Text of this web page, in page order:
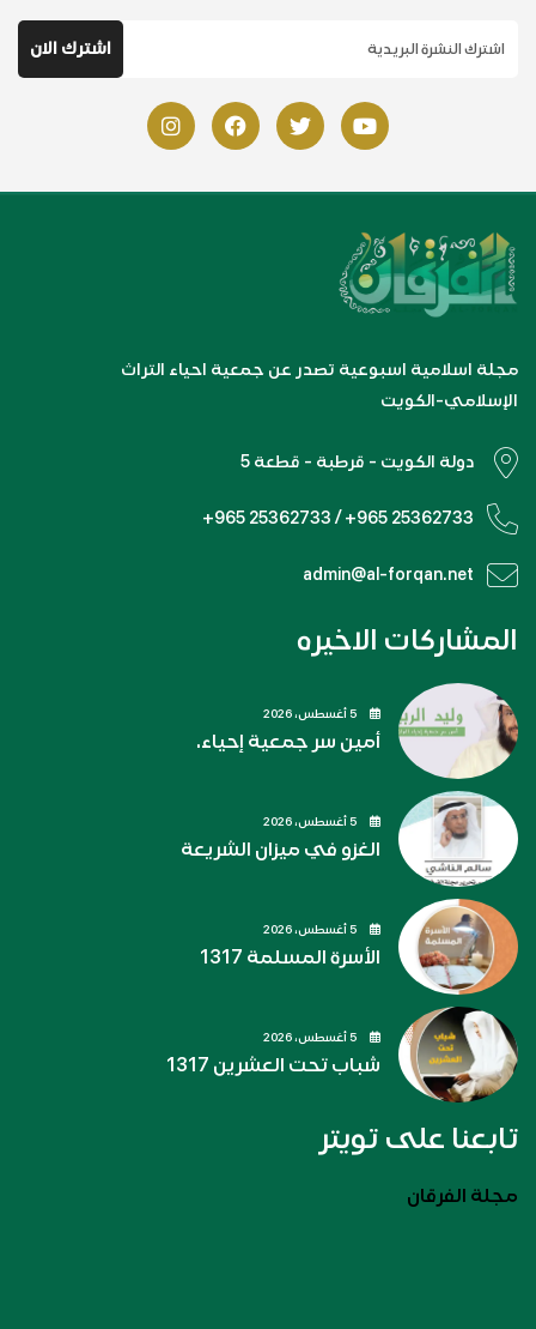
مجلة اسلامية اسبوعية تصدر عن جمعية احياء التراث
الإسلامي-الكويت
دولة الكويت - قرطبة - قطعة 5
+965 25362733 / +965 25362733
admin@al-forqan.net
المشاركات الاخيره
أمين سر جمعية إحياء.
الغزو في ميزان الشريعة
الأسرة المسلمة 1317
شباب تحت العشرين 1317
تابعنا على تويتر
مجلة الفرقان